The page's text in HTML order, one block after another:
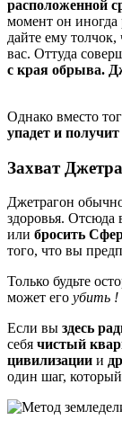
расположенной
момент он иногда
дайте ему
вас. Оттуда
с края обрыва.
Однако вместо
упадет и
Захват
Джетрагон
здоровья. Отсюда
или бросить
того, что вы
Только будьте
может его убить !
Если вы здесь
себя чистый
цивилизации и
один шаг,